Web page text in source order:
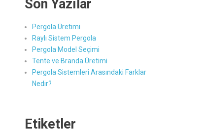
Son Yazılar
Pergola Üretimi
Raylı Sistem Pergola
Pergola Model Seçimi
Tente ve Branda Üretimi
Pergola Sistemleri Arasındaki Farklar
Nedir?
Etiketler